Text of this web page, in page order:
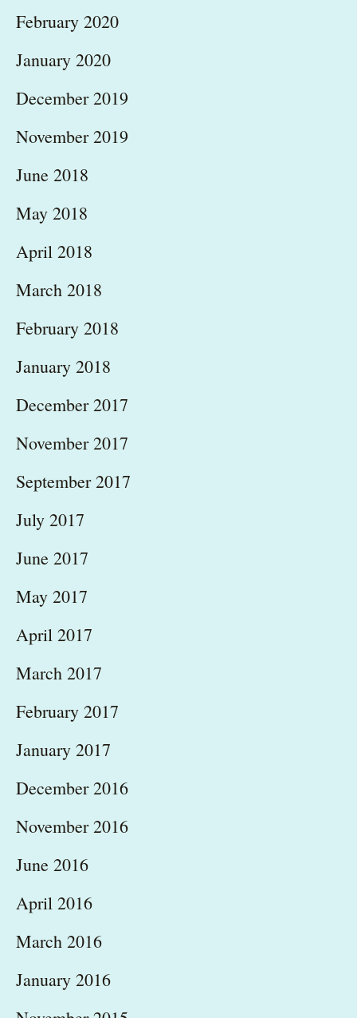
February 2020
January 2020
December 2019
November 2019
June 2018
May 2018
April 2018
March 2018
February 2018
January 2018
December 2017
November 2017
September 2017
July 2017
June 2017
May 2017
April 2017
March 2017
February 2017
January 2017
December 2016
November 2016
June 2016
April 2016
March 2016
January 2016